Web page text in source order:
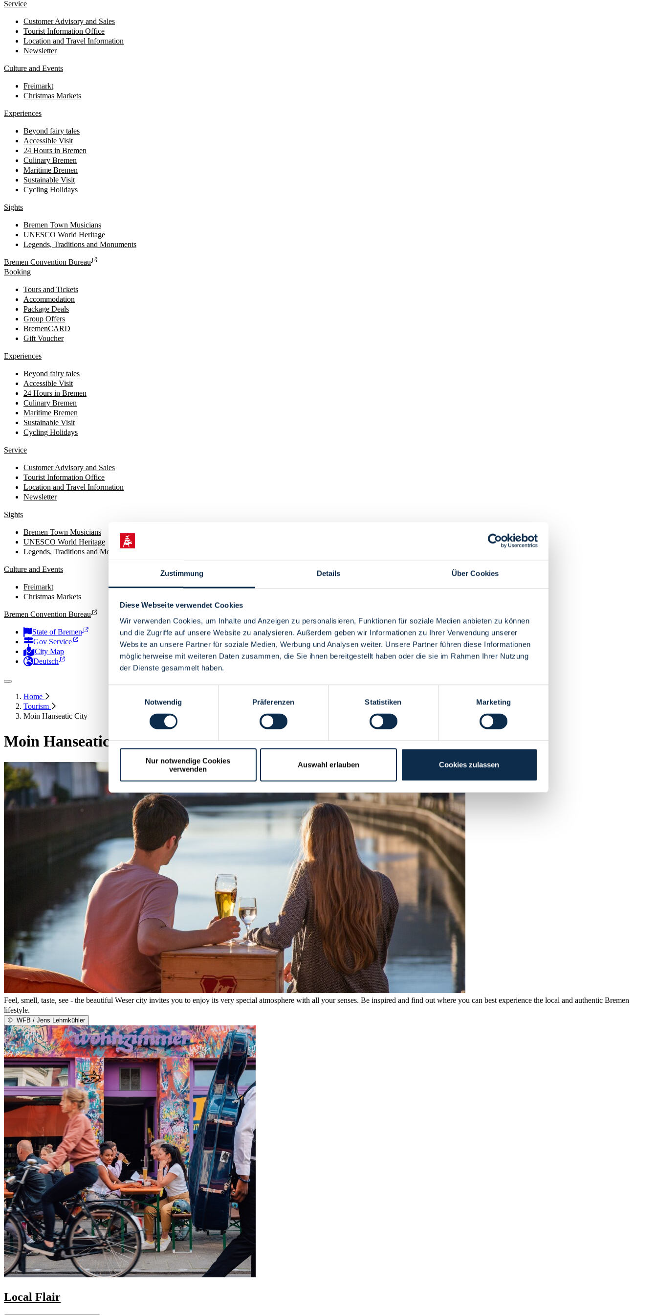
Zustimmung Details Über Cookies
Diese Webseite verwendet Cookies
Wir verwenden Cookies, um Inhalte und Anzeigen zu personalisieren, Funktionen für soziale Medien anbieten zu können
und die Zugriffe auf unsere Website zu analysieren. Außerdem geben wir Informationen zu Ihrer Verwendung unserer
Website an unsere Partner für soziale Medien, Werbung und Analysen weiter. Unsere Partner führen diese Informationen
möglicherweise mit weiteren Daten zusammen, die Sie ihnen bereitgestellt haben oder die sie im Rahmen Ihrer Nutzung
der Dienste gesammelt haben.
Notwendig
Präferenzen Statistiken Marketing
Nur notwendige Cookies
verwenden
Auswahl erlauben Cookies zulassen
Service
Customer Advisory and Sales
Tourist Information Office
Location and Travel Information
Newsletter
Culture and Events
Freimarkt
Christmas Markets
Experiences
Beyond fairy tales
Accessible Visit
24 Hours in Bremen
Culinary Bremen
Maritime Bremen
Sustainable Visit
Cycling Holidays
Sights
Bremen Town Musicians
UNESCO World Heritage
Legends, Traditions and Monuments
Bremen Convention Bureau
Booking
Tours and Tickets
Accommodation
Package Deals
Group Offers
BremenCARD
Gift Voucher
Experiences
Beyond fairy tales
Accessible Visit
24 Hours in Bremen
Culinary Bremen
Maritime Bremen
Sustainable Visit
Cycling Holidays
Service
Customer Advisory and Sales
Tourist Information Office
Location and Travel Information
Newsletter
Sights
Bremen Town Musicians
UNESCO World Heritage
Legends, Traditions and Monuments
Culture and Events
Freimarkt
Christmas Markets
Bremen Convention Bureau
State of Bremen
Gov Service
City Map
Deutsch
Home
Tourism
Moin Hanseatic City
Moin Hanseatic City
Feel, smell, taste, see - the beautiful Weser city invites you to enjoy its very special atmosphere with all your senses. Be inspired and find out where you can best experience the local and authentic Bremen
lifestyle.
© WFB / Jens Lehmkühler
Local Flair